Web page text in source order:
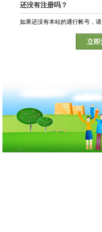
还没有注册吗？
如果还没有本站的通行帐号，
立